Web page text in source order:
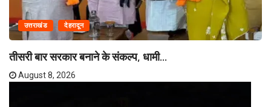
उत्तराखंड देहरादून
तीसरी बार सरकार बनाने के संकल्प, धामी...
August 8, 2026